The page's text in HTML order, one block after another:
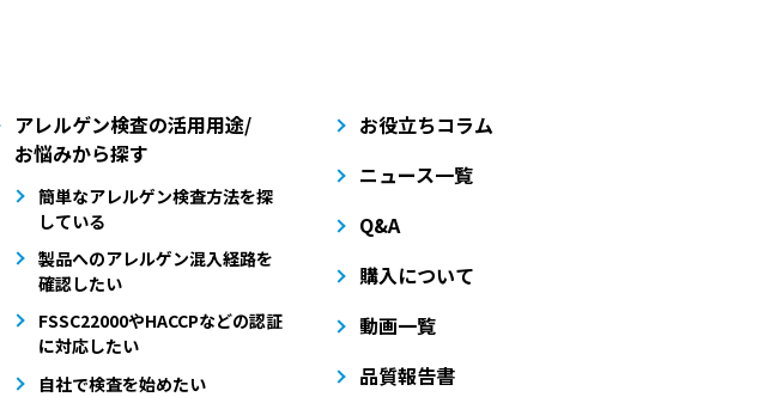
アレルゲン検査の活用用途/
お悩みから探す
簡単なアレルゲン検査方法を探
している
製品へのアレルゲン混入経路を
確認したい
FSSC22000やHACCPなどの認証
に対応したい
自社で検査を始めたい
お役立ちコラム
ニュース一覧
Q&A
購入について
動画一覧
品質報告書